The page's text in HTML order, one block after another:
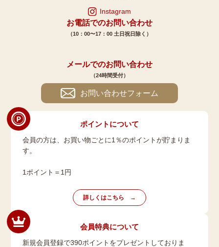
Instagram
お電話でのお問い合わせ
（10：00〜17：00 土日祝日除く）
メールでのお問い合わせ
（24時間受付）
お問い合わせフォーム
ポイントについて
会員の方は、お買い物ごとに1％のポイントが貯まりま
す。
1ポイント＝1円
詳しくはこちら
会員特典について
新規会員登録で390ポイントをプレゼントしておりま